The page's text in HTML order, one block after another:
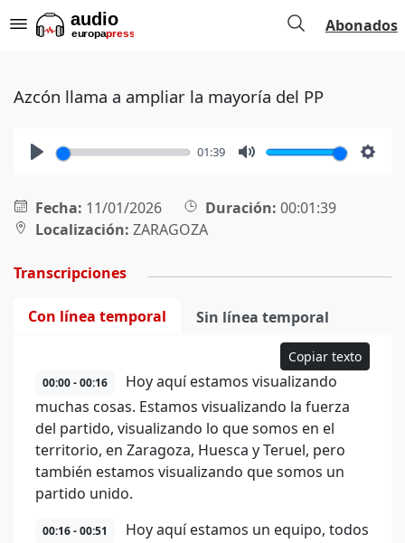
Abonados
Azcón llama a ampliar la mayoría del PP
01:39
Fecha: 11/01/2026 Duración: 00:01:39
Localización: ZARAGOZA
Transcripciones
Con línea temporal Sin línea temporal
Copiar texto
00:00 - 00:16
Hoy aquí estamos visualizando
muchas cosas. Estamos visualizando la fuerza
del partido, visualizando lo que somos en el
territorio, en Zaragoza, Huesca y Teruel, pero
también estamos visualizando que somos un
partido unido.
00:16 - 00:51
Hoy aquí estamos un equipo, todos